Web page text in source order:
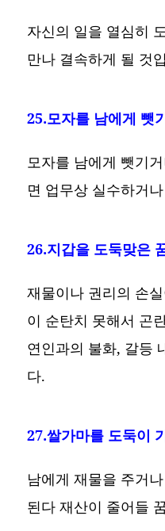
자신의 일을 열심히
만나 결속하게 될 것
25.모자를 남에게 뺏
모자를 남에게 뺏기
면 업무상 실수하거
26.지갑을 도둑맞은
재물이나 권리의 손
이 순탄치 못해서 곤
연인과의 불화, 갈등
다.
27.쌀가마를 도둑이
남에게 재물을 주거
된다 재산이 줄어들